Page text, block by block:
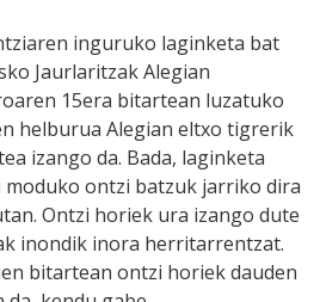
inguruko laginketa bat
Jaurlaritzak Alegian
15era bitartean luzatuko
helburua Alegian eltxo tigrerik
izango da. Bada, laginketa
ontzi batzuk jarriko dira
Ontzi horiek ura izango dute
inondik inora herritarrentzat.
bitartean ontzi horiek dauden